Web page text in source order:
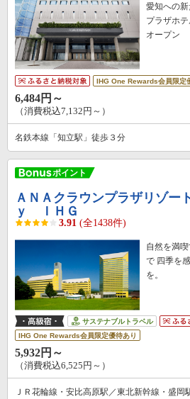
愛知への新たな玄
プラザホ
オープン
IHG One Rewards会員限定
6,484円～
（消費税込7,132円～）
名鉄本線「知立駅」徒歩３分
ＡＮＡクラウンプラザリゾ
ｙ ＩＨＧ
3.91 (全1438件)
自然を満
で 四季を
を。
サステナブルトラベル
IHG One Rewards会員限定優待あり
5,932円～
（消費税込6,525円～）
ＪＲ花輪線・安比高原駅／東北新幹線・盛岡